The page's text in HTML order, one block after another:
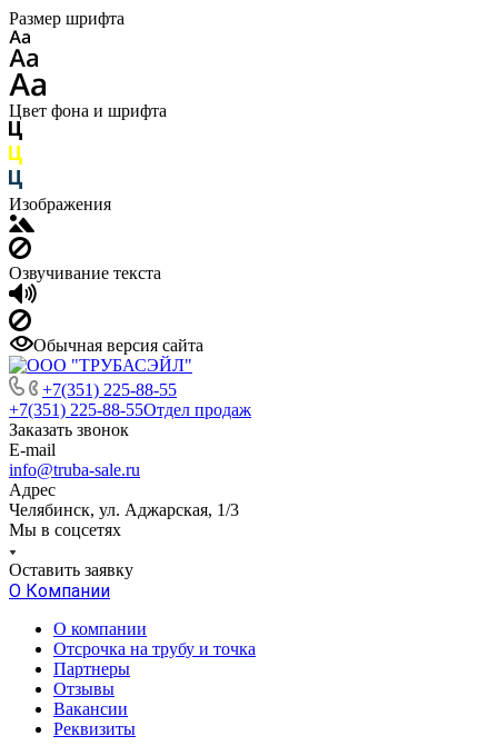
Размер шрифта
Цвет фона и шрифта
Изображения
Озвучивание текста
Обычная версия сайта
+7(351) 225-88-55
+7(351) 225-88-55Отдел продаж
Заказать звонок
E-mail
info@truba-sale.ru
Адрес
Челябинск, ул. Аджарская, 1/3
Мы в соцсетях
Оставить заявку
О Компании
О компании
Отсрочка на трубу и точка
Партнеры
Отзывы
Вакансии
Реквизиты